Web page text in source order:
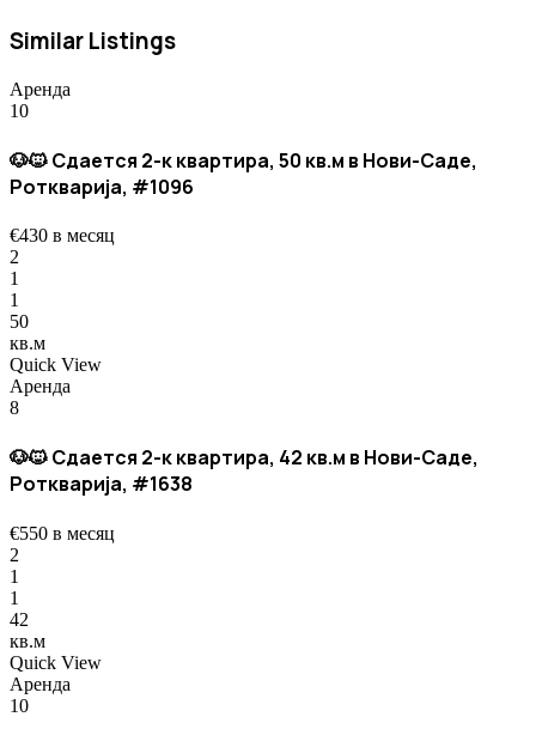
Similar Listings
Аренда
10
🐶🐱 Сдается 2-к квартира, 50 кв.м в Нови-Саде,
Роткварија, #1096
€430 в месяц
2
1
1
50
кв.м
Quick View
Аренда
8
🐶🐱 Сдается 2-к квартира, 42 кв.м в Нови-Саде,
Ротквариja, #1638
€550 в месяц
2
1
1
42
кв.м
Quick View
Аренда
10